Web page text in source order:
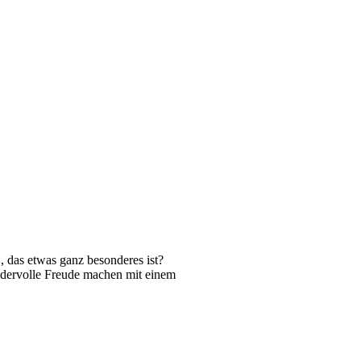
etwas ganz besonderes ist?
Freude machen mit einem